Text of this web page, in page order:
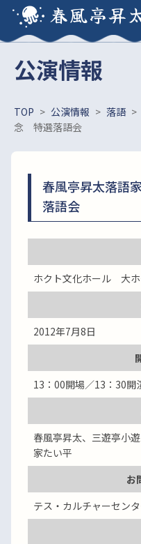
春風亭昇
公演情報
TOP > 公演情報 > 落語 >
念 特選落語会
春風亭昇太落語
落語会
ホクト文化ホール 大
2012年7月8日
13：00開場／13：30開
春風亭昇太、三遊亭小
家たい平
お
テス・カルチャーセ